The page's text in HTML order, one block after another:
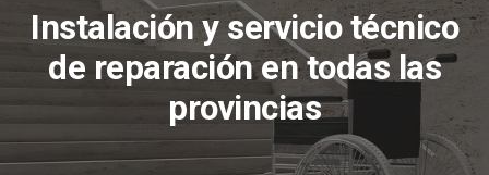
Instalación y servicio técnico
de reparación en todas las
provincias